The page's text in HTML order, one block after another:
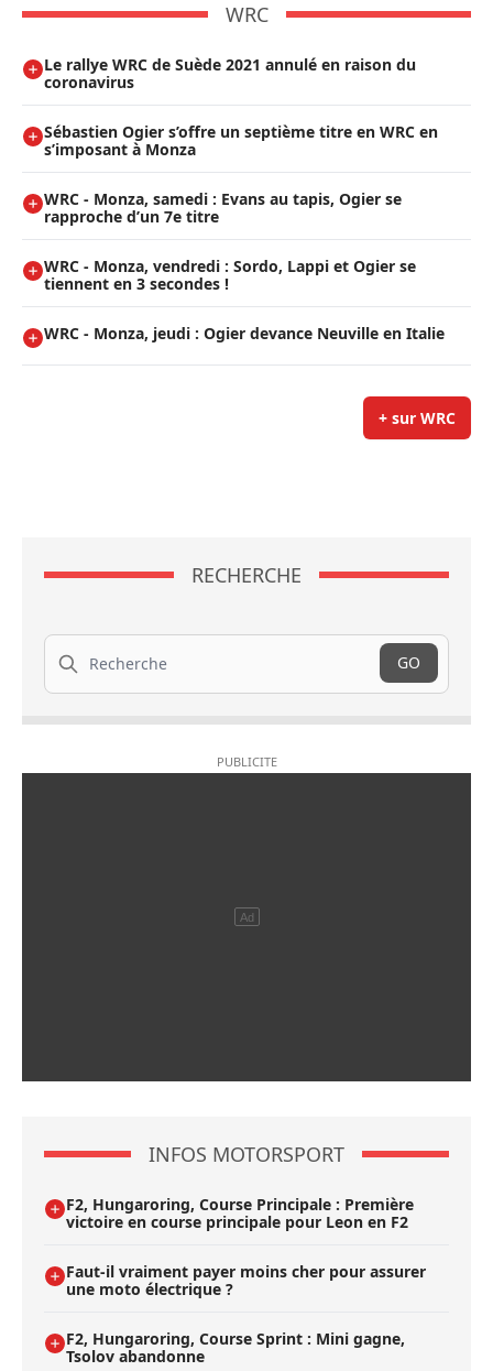
WRC
Le rallye WRC de Suède 2021 annulé en raison du
coronavirus
Sébastien Ogier s’offre un septième titre en WRC en
s’imposant à Monza
WRC - Monza, samedi : Evans au tapis, Ogier se
rapproche d’un 7e titre
WRC - Monza, vendredi : Sordo, Lappi et Ogier se
tiennent en 3 secondes !
WRC - Monza, jeudi : Ogier devance Neuville en Italie
+ sur WRC
RECHERCHE
Recherche
GO
INFOS MOTORSPORT
F2, Hungaroring, Course Principale : Première
victoire en course principale pour Leon en F2
Faut-il vraiment payer moins cher pour assurer
une moto électrique ?
F2, Hungaroring, Course Sprint : Mini gagne,
Tsolov abandonne